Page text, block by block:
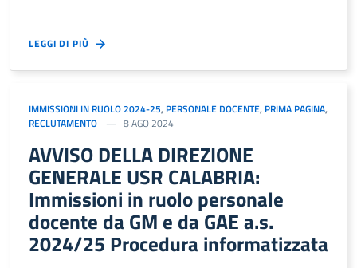
LEGGI DI PIÙ
IMMISSIONI IN RUOLO 2024-25, PERSONALE DOCENTE, PRIMA PAGINA,
RECLUTAMENTO
8 AGO 2024
AVVISO DELLA DIREZIONE
GENERALE USR CALABRIA:
Immissioni in ruolo personale
docente da GM e da GAE a.s.
2024/25 Procedura informatizzata